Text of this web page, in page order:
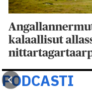
kalaallisut
PODCASTI